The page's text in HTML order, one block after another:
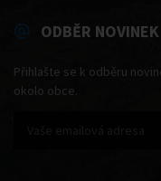
ODBĚR NOVINEK
Přihlašte se k odběru
okolo obce.